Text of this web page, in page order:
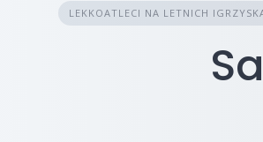
LEKKOATLECI NA LETNICH